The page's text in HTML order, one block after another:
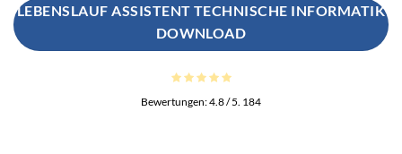
LEBENSLAUF ASSISTENT TECHNISCHE INFORMATIK
DOWNLOAD
Bewertungen:4.8/ 5. 184